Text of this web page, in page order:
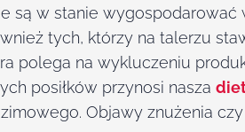
są w stanie wygospodarować
tych, którzy na talerzu
polega na wykluczeniu
posiłków przynosi nasza
Objawy znużenia